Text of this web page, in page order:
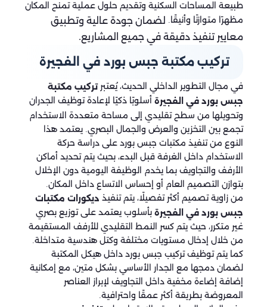
طبيعة المساحات السكنية وتقديم حلول عملية تمنح المكان
مظهرًا متوازنًا وأنيقًا.
لضمان جودة عالية وتطبيق
معايير تنفيذ دقيقة في جميع المشاريع.
تركيب مكتبة جبس بورد في الفجيرة
في مجال التطوير الداخلي الحديث، يُعتبرتركيب مكتبة
جبس بورد في الفجيرة أسلوبًا ذكيًا لإعادة توظيف الجدران
وتحويلها من سطح تقليدي إلى مساحة متعددة الاستخدام
تجمع بين التخزين والعرض والجمال البصري. يعتمد هذا
النوع من تنفيذ مكتبات جبس بورد على دراسة حركة
الاستخدام داخل الغرفة قبل البدء، بحيث يتم تحديد أماكن
الأرفف والتجاويف بما يخدم الوظيفة اليومية دون الإخلال
بتوازن التصميم العام أو إحساس الاتساع داخل المكان.
من زاوية تصميم أكثر تفصيلًا، يتم تنفيذ ديكورات مكتبات
جبس بورد في الفجيرة بأسلوب يعتمد على توزيع بصري
غير متكرر، حيث يتم كسر النمط التقليدي للأرفف المستقيمة
من خلال إدخال مستويات مختلفة وكتل هندسية متداخلة.
كما يتم توظيف تركيب جبس بورد داخل هيكل المكتبة
لضمان دمجها مع الجدار الأساسي بشكل متين، مع إمكانية
إضافة إضاءة مخفية داخل التجاويف لإبراز العناصر
المعروضة بطريقة أكثر عمقًا واحترافية.